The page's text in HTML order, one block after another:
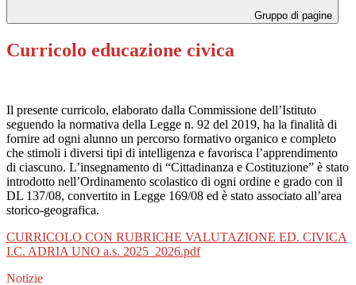
Gruppo di pagine
Curricolo educazione civica
Il presente curricolo, elaborato dalla Commissione dell’Istituto
seguendo la normativa della Legge n. 92 del 2019, ha la finalità di
fornire ad ogni alunno un percorso formativo organico e completo
che stimoli i diversi tipi di intelligenza e favorisca l’apprendimento
di ciascuno. L’insegnamento di “Cittadinanza e Costituzione” è stato
introdotto nell’Ordinamento scolastico di ogni ordine e grado con il
DL 137/08, convertito in Legge 169/08 ed è stato associato all’area
storico-geografica.
CURRICOLO CON RUBRICHE VALUTAZIONE ED. CIVICA
I.C. ADRIA UNO a.s. 2025_2026.pdf
Notizie